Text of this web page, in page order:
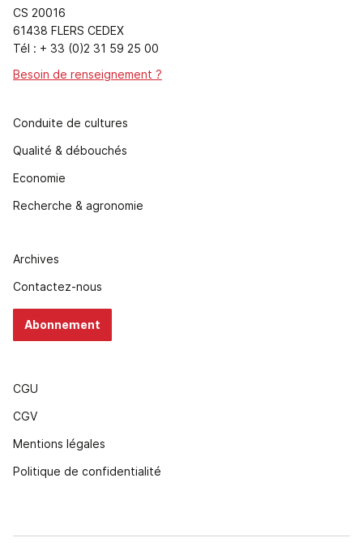
CS 20016
61438 FLERS CEDEX
Tél : + 33 (0)2 31 59 25 00
Besoin de renseignement ?
Conduite de cultures
Qualité & débouchés
Economie
Recherche & agronomie
Archives
Contactez-nous
Abonnement
CGU
CGV
Mentions légales
Politique de confidentialité